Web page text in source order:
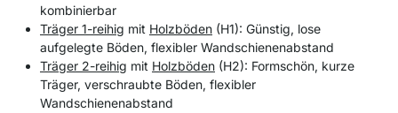
kombinierbar
Träger 1-reihig mit Holzböden (H1): Günstig, lose
aufgelegte Böden, flexibler Wandschienenabstand
Träger 2-reihig mit Holzböden (H2): Formschön, kurze
Träger, verschraubte Böden, flexibler
Wandschienenabstand